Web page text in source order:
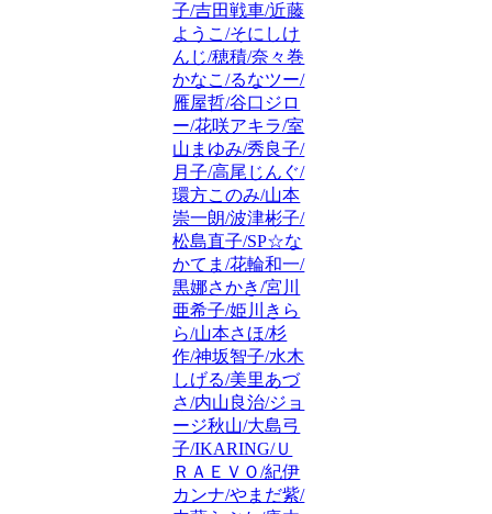
子/吉田戦車/近藤
ようこ/そにしけ
んじ/穂積/奈々巻
かなこ/るなツー/
雁屋哲/谷口ジロ
ー/花咲アキラ/室
山まゆみ/秀良子/
月子/高尾じんぐ/
環方このみ/山本
崇一朗/波津彬子/
松島直子/SP☆な
かてま/花輪和一/
黒娜さかき/宮川
亜希子/姫川きら
ら/山本さほ/杉
作/神坂智子/水木
しげる/美里あづ
さ/内山良治/ジョ
ージ秋山/大島弓
子/IKARING/Ｕ
ＲＡＥＶＯ/紀伊
カンナ/やまだ紫/